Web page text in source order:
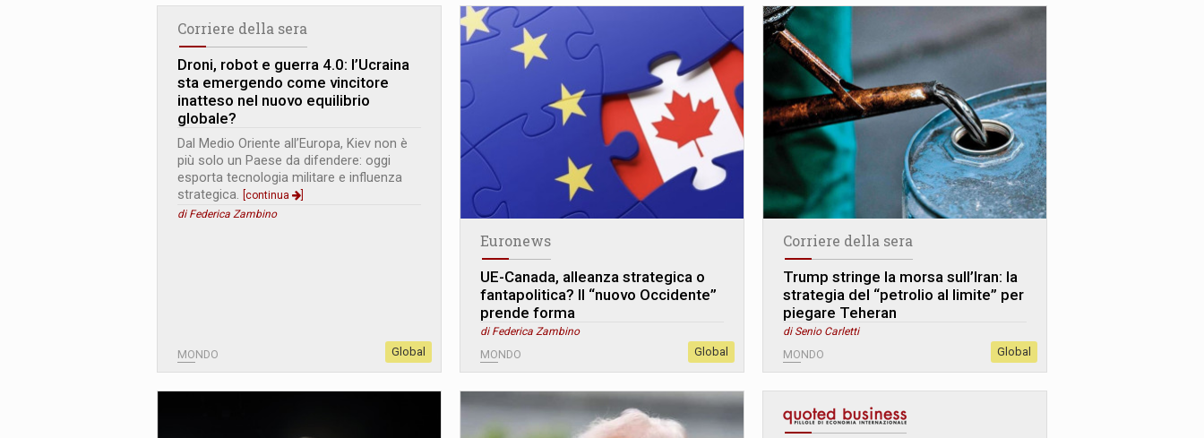
Corriere della sera
Droni, robot e guerra 4.0: l’Ucraina
sta emergendo come vincitore
inatteso nel nuovo equilibrio
globale?
Dal Medio Oriente all’Europa, Kiev non è
più solo un Paese da difendere: oggi
esporta tecnologia militare e influenza
strategica. [continua
di Federica Zambino
MONDO Global
Euronews
UE-Canada, alleanza strategica o
fantapolitica? Il “nuovo Occidente”
prende forma
di Federica Zambino
MONDO Global
Corriere della sera
Trump stringe la morsa sull’Iran: la
strategia del “petrolio al limite” per
piegare Teheran
di Senio Carletti
MONDO Global